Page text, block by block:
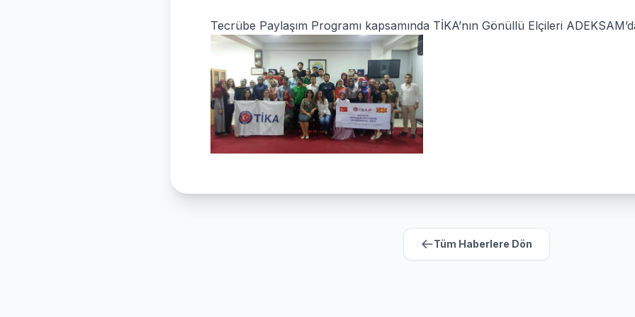
Tecrübe Paylaşım Programı kapsamında TİKA’nın Gönüllü Elçileri
Tüm Haberlere Dön